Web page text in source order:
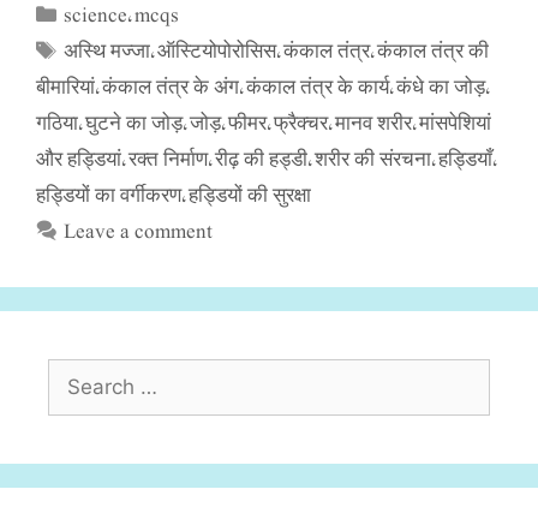
Categories
science,mcqs
Tags
अस्थि मज्जा,ऑस्टियोपोरोसिस,कंकाल तंत्र,कंकाल तंत्र की
बीमारियां, कंकाल तंत्र के अंग, कंकाल तंत्र के कार्य, कंधे का जोड़,
गठिया, घुटने का जोड़, जोड़, फीमर, फ्रैक्चर, मानव शरीर, मांसपेशियां
और हड्डियां, रक्त निर्माण, रीढ़ की हड्डी, शरीर की संरचना, हड्डियाँ,
हड्डियों का वर्गीकरण, हड्डियों की सुरक्षा
Leave a comment